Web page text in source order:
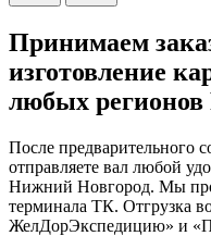
Принимаем
изготовление
любых регионов
После предварительного
отправляете вал любой
Нижний Новгород. Мы
терминала ТК. Отгрузка
ЖелДорЭкспедицию» и